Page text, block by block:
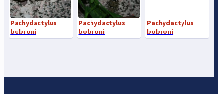
Pachydactylus
bobroni
Pachydactylus
bobroni
Pachydactylus
bobroni